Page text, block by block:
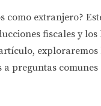
como extranjero?
fiscales y
preguntas